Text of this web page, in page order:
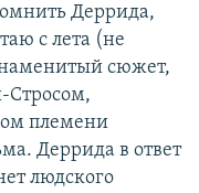
Деррида,
с лета (не
сюжет,
Стросом,
племени
Деррида в ответ
людского